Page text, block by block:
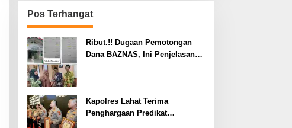
Pos Terhangat
Ribut.!! Dugaan Pemotongan
Dana BAZNAS, Ini Penjelasan
Kapolres Lahat Terima
Penghargaan Predikat